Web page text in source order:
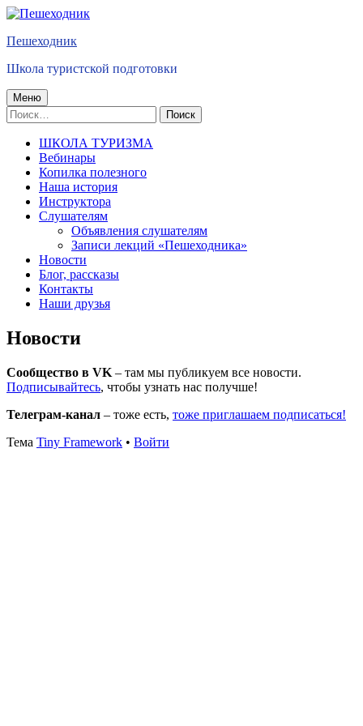
Перейти
содержимому
Пешеходник
Школа туристской подготовки
Основное
меню
Меню
Найти:
ШКОЛА ТУРИЗМА
Вебинары
Копилка полезного
Наша история
Инструктора
Слушателям
Объявления слушателям
Записи лекций «Пешеходника»
Новости
Блог, рассказы
Контакты
Наши друзья
Новости
Сообщество в VK – там мы публикуем все новости.
Подписывайтесь, чтобы узнать нас получше!
Телеграм-канал – тоже есть, тоже приглашаем подписаться!
Содержимое
Тема Tiny Framework • Войти